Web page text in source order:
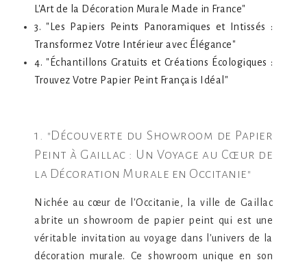
L'Art de la Décoration Murale Made in France"
3. "Les Papiers Peints Panoramiques et Intissés :
Transformez Votre Intérieur avec Élégance"
4. "Échantillons Gratuits et Créations Écologiques :
Trouvez Votre Papier Peint Français Idéal"
1. "Découverte du Showroom de Papier
Peint à Gaillac : Un Voyage au Cœur de
la Décoration Murale en Occitanie"
Nichée au cœur de l'Occitanie, la ville de Gaillac
abrite un showroom de papier peint qui est une
véritable invitation au voyage dans l'univers de la
décoration murale. Ce showroom unique en son